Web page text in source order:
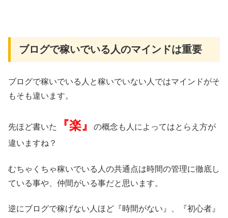
ブログで稼いでいる人のマインドは重要
ブログで稼いでいる人と稼いでいない人ではマインドがそ
もそも違います。
先ほど書いた 『楽』
の概念も人によってはとらえ方が
違いますね？
むちゃくちゃ稼いでいる人の共通点は時間の管理に徹底し
ている事や、仲間がいる事だと思います。
逆にブログで稼げない人ほど『時間がない』、『初心者』